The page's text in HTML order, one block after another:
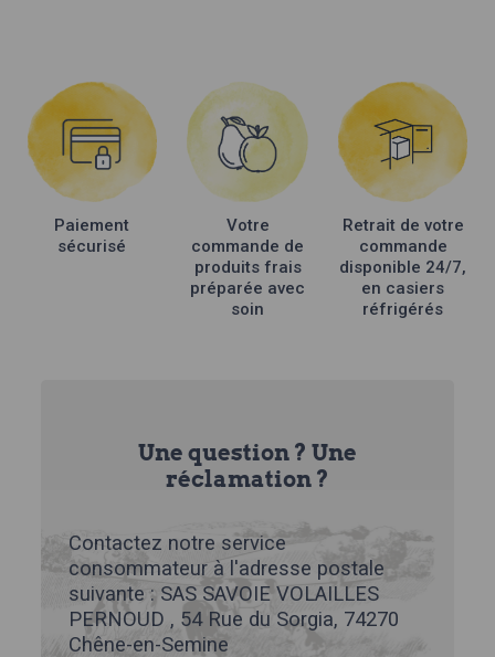
Paiement
sécurisé
Votre
commande de
produits frais
préparée avec
soin
Retrait de votre
commande
disponible 24/7,
en casiers
réfrigérés
Une question ? Une
réclamation ?
Contactez notre service
consommateur à l'adresse postale
suivante : SAS SAVOIE VOLAILLES
PERNOUD , 54 Rue du Sorgia, 74270
Chêne-en-Semine